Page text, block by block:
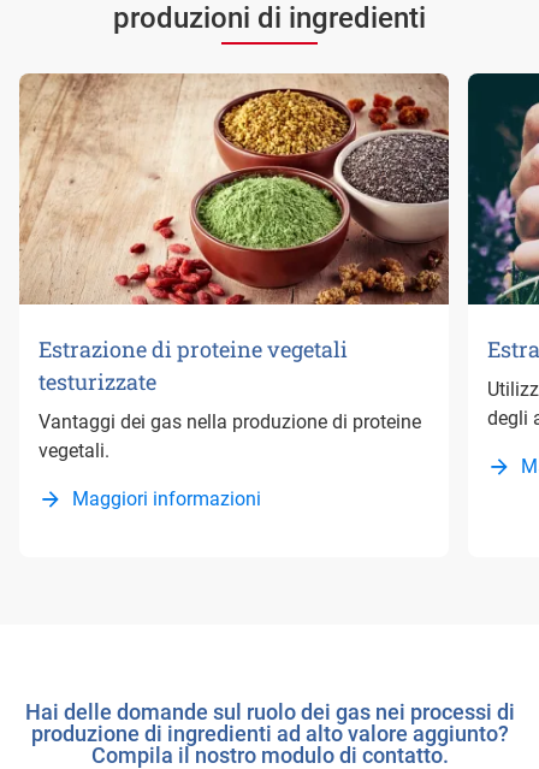
produzioni di ingredienti
Estrazione di proteine vegetali
testurizzate
Vantaggi dei gas nella produzione di proteine
vegetali.
Maggiori informazioni
degli
Hai delle domande sul ruolo dei gas nei processi di
produzione di ingredienti ad alto valore aggiunto?
Compila il nostro modulo di contatto.